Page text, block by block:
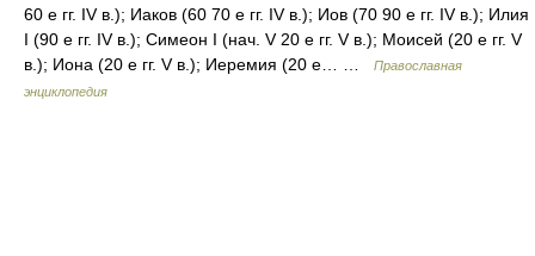
60 е гг. IV в.); Иаков (60 70 е гг. IV в.); Иов (70 90 е гг. IV в.); Илия
I (90 е гг. IV в.); Симеон I (нач. V 20 е гг. V в.); Моисей (20 е гг. V
в.); Иона (20 е гг. V в.); Иеремия (20 е… …
Православная
энциклопедия